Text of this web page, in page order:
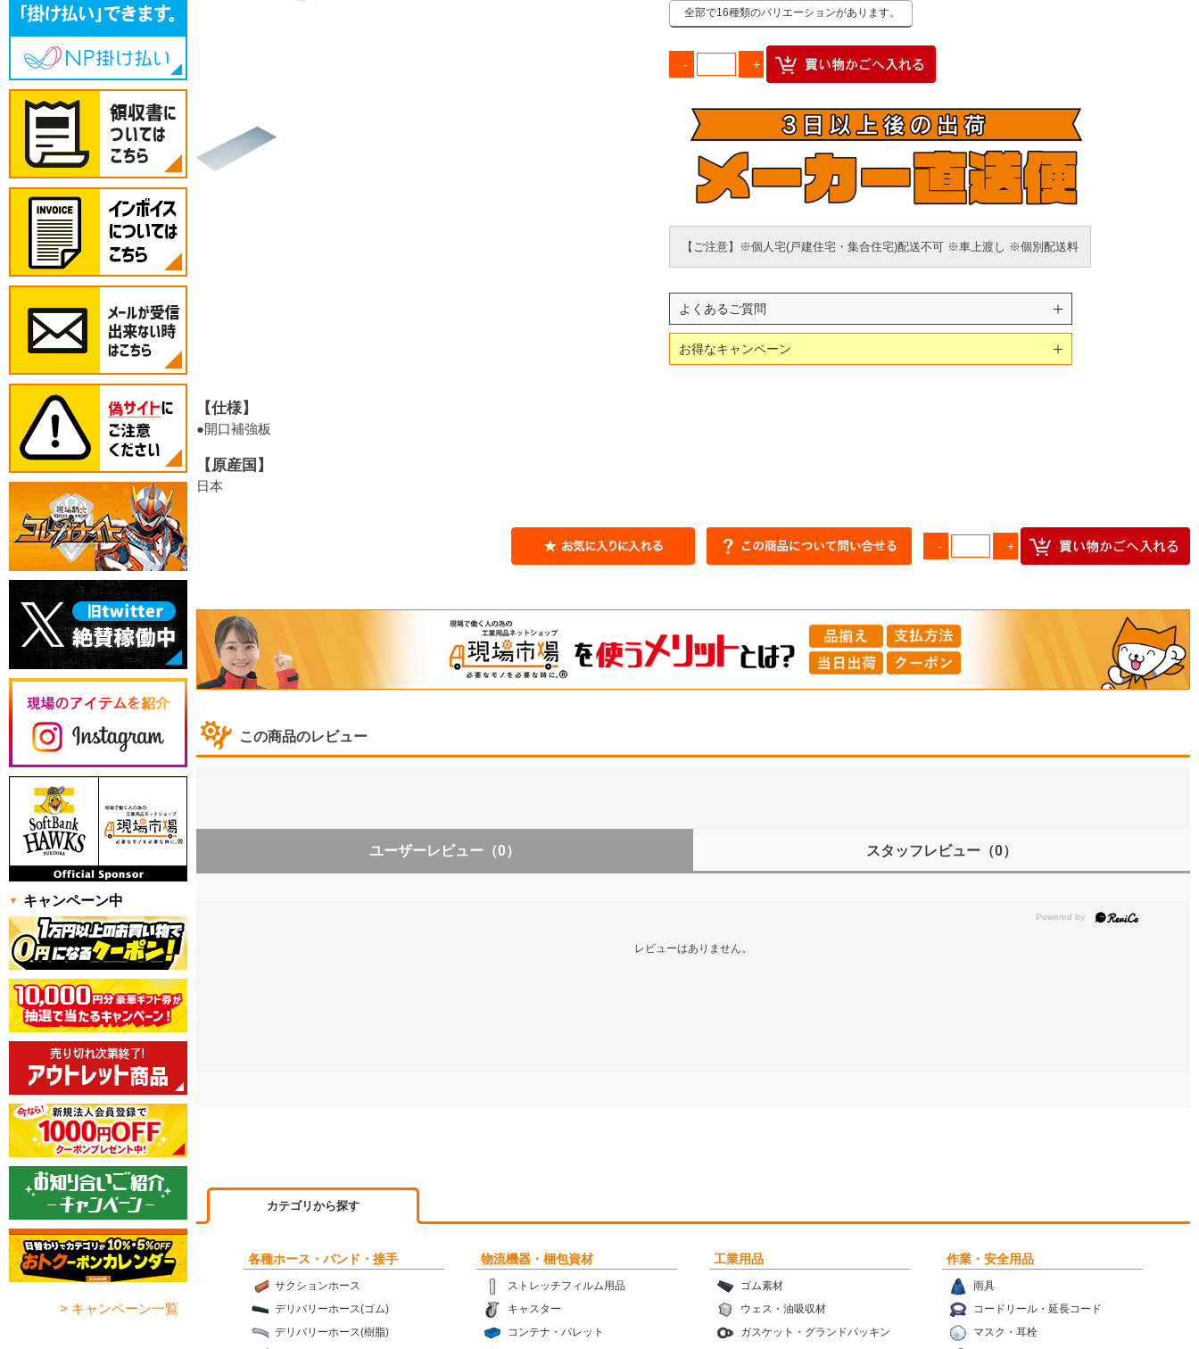
全部で16種類のバリエーションがあります。
【ご注意】※個人宅(戸建住宅・集合住宅)配送不可 ※車上渡し ※個別配送料
よくあるご質問
お得なキャンペーン
【仕様】
●開口補強板
【原産国】
日本
この商品のレビュー
ユーザーレビュー （0） スタッフレビュー （0）
レビューはありません。
カテゴリから探す
各種ホース・バンド・接手
サクションホース
デリバリーホース(ゴム)
デリバリーホース(樹脂)
物流機器・梱包資材
ストレッチフィルム用品
キャスター
コンテナ・パレット
工業用品
ゴム素材
ウェス・油吸収材
ガスケット・グランドパッキン
作業・安全用品
雨具
コードリール・延長コード
マスク・耳栓
キャンペーン中
> キャンペーン一覧